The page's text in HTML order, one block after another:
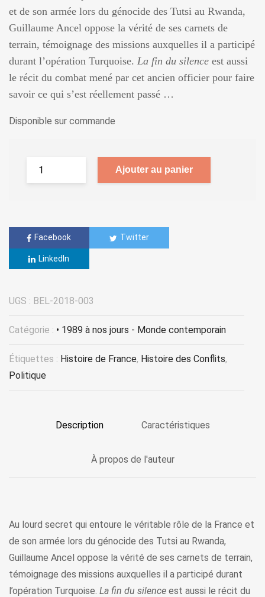
et de son armée lors du génocide des Tutsi au Rwanda,
Guillaume Ancel oppose la vérité de ses carnets de
terrain, témoignage des missions auxquelles il a participé
durant l’opération Turquoise. La fin du silence est aussi
le récit du combat mené par cet ancien officier pour faire
savoir ce qui s’est réellement passé …
Disponible sur commande
Ajouter au panier
Facebook Twitter
LinkedIn
UGS : BEL-2018-003
Catégorie : • 1989 à nos jours - Monde contemporain
Étiquettes : Histoire de France, Histoire des Conflits,
Politique
Description Caractéristiques
À propos de l'auteur
Au lourd secret qui entoure le véritable rôle de la France et
de son armée lors du génocide des Tutsi au Rwanda,
Guillaume Ancel oppose la vérité de ses carnets de terrain,
témoignage des missions auxquelles il a participé durant
l’opération Turquoise. La fin du silence est aussi le récit du